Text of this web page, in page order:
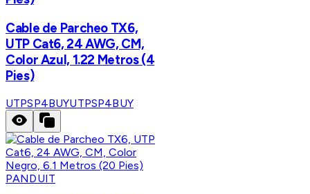
Cable de Parcheo TX6,
UTP Cat6, 24 AWG, CM,
Color Azul, 1.22 Metros (4
Pies)
UTPSP4BUYUTPSP4BUY
PANDUIT